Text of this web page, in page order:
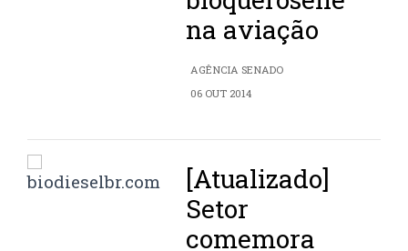
na aviação
AGÊNCIA SENADO
06 OUT 2014
[Atualizado]
Setor
comemora